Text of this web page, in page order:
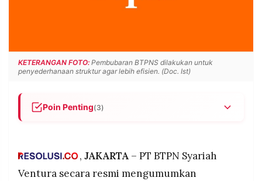
PENGADUAN TERM
OF
KETERANGAN FOTO: Pembubaran BTPNS dilakukan untuk
penyederhanaan struktur agar lebih efisien. (Doc. Ist)
Poin Penting(3)
keputusan diumumkan 14 Januari 2026 dan izin
, JAKARTA– PT BTPN Syariah
Ventura secara resmi mengumumkan